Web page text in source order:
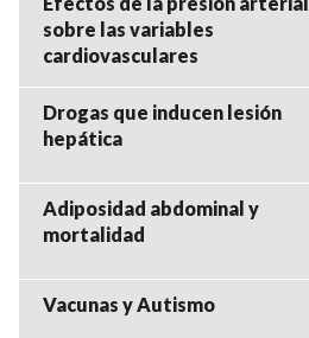
sobre las variables
cardiovasculares
Drogas que inducen lesión
hepática
Adiposidad abdominal y
mortalidad
Vacunas y Autismo